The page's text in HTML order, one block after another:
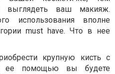
выглядеть ваш макияж.
использования вполне
must have. Что в нее
крупную кисть с
ее помощью вы будете